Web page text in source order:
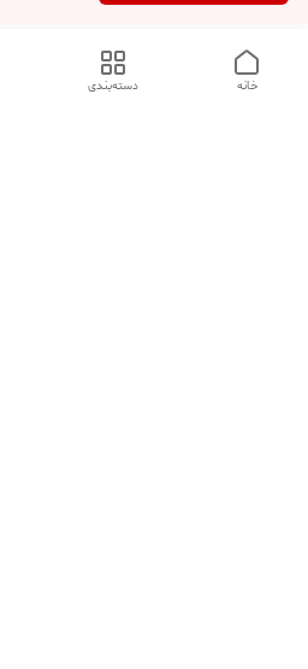
دسته‌بندی خانه